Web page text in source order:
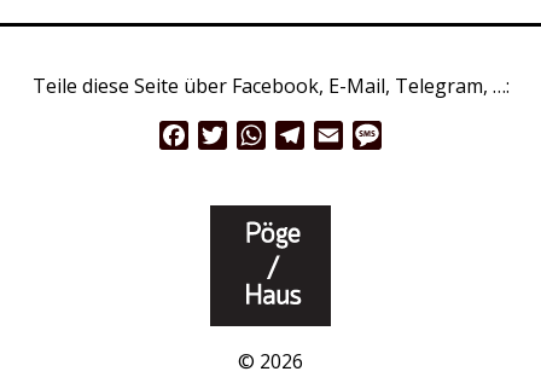
Teile diese Seite über Facebook, E-Mail, Telegram, …:
FacebookTwitterWhatsApp
Telegram
Email
© 2026